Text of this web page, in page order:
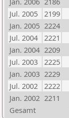
Jul. 2005
2199
Jan. 2005 2224
Jul. 2004
2221
Jan. 2004 2209
Jul. 2003
2225
Jan. 2003 2229
Jul. 2002
2222
Jan. 2002 2211
Gesamt